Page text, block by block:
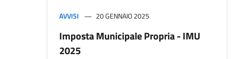
AVVISI 20 GENNAIO 2025
Imposta Municipale Propria - IMU
2025